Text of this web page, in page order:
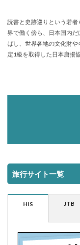
読書と史跡巡りという若
界で働く傍ら、日本国内
ばし、世界各地の文化財
定1級を取得した日本唐揚
旅行サイト一覧
HIS JTB